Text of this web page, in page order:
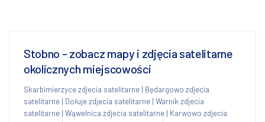
Stobno - zobacz mapy i zdjęcia satelitarne
okolicznych miejscowości
Skarbimierzyce zdjecia satelitarne | Będargowo zdjecia
satelitarne | Dołuje zdjecia satelitarne | Warnik zdjecia
satelitarne | Wąwelnica zdjecia satelitarne | Karwowo zdjecia